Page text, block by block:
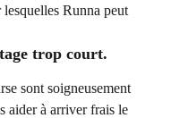
Runna peut
trop court.
sont soigneusement
aider à arriver frais le